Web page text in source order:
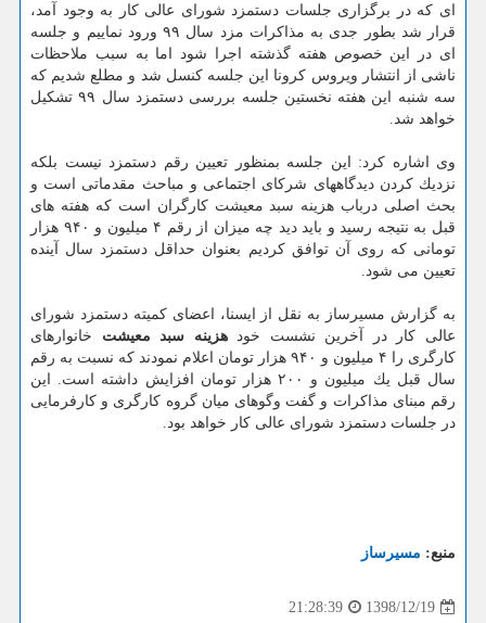
ای كه در برگزاری جلسات دستمزد شورای عالی كار به وجود آمد،
قرار شد بطور جدی به مذاكرات مزد سال ۹۹ ورود نماییم و جلسه
ای در این خصوص هفته گذشته اجرا شود اما به سبب ملاحظات
ناشی از انتشار ویروس كرونا این جلسه كنسل شد و مطلع شدیم كه
سه شنبه این هفته نخستین جلسه بررسی دستمزد سال ۹۹ تشكیل
خواهد شد.
وی اشاره كرد: این جلسه بمنظور تعیین رقم دستمزد نیست بلكه
نزدیك كردن دیدگاههای شركای اجتماعی و مباحث مقدماتی است و
بحث اصلی درباب هزینه سبد معیشت كارگران است كه هفته های
قبل به نتیجه رسید و باید دید چه میزان از رقم ۴ میلیون و ۹۴۰ هزار
تومانی كه روی آن توافق كردیم بعنوان حداقل دستمزد سال آینده
تعیین می شود.
به گزارش مسیرساز به نقل از ایسنا، اعضای كمیته دستمزد شورای
عالی كار در آخرین نشست خودهزینه سبد معیشت خانوارهای
كارگری را ۴ میلیون و ۹۴۰ هزار تومان اعلام نمودند كه نسبت به رقم
سال قبل یك میلیون و ۲۰۰ هزار تومان افزایش داشته است. این
رقم مبنای مذاكرات و گفت وگوهای میان گروه كارگری و كارفرمایی
در جلسات دستمزد شورای عالی كار خواهد بود.
منبع: مسیرساز
1398/12/19
21:28:39